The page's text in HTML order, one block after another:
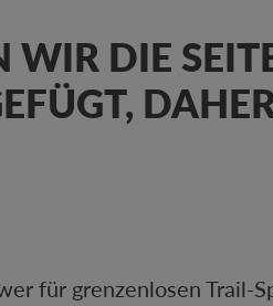
WIR DIE
für grenzenlosen Trail-